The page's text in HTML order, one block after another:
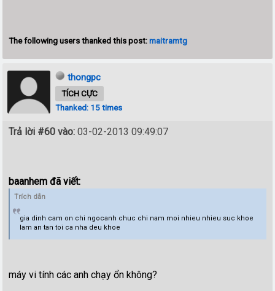
The following users thanked this post:maitramtg
thongpc
TÍCH CỰC
Thanked: 15 times
Trả lời #60 vào: 03-02-2013 09:49:07
baanhem đã viết:
Trích dẫn
gia dinh cam on chi ngocanh chuc chi nam moi nhieu nhieu suc khoe
lam an tan toi ca nha deu khoe
máy vi tính các anh chạy ổn không?